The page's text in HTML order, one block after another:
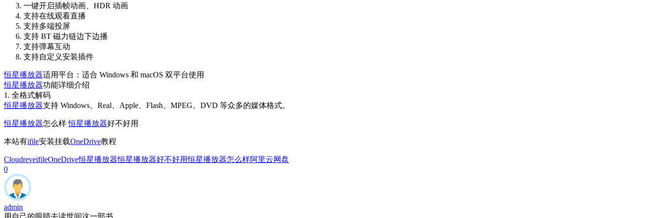
一键开启插帧动画、HDR 动画
支持在线观看直播
支持多端投屏
支持 BT 磁力链边下边播
支持弹幕互动
支持自定义安装插件
恒星播放器适用平台：适合 Windows 和 macOS 双平台使用
恒星播放器功能详细介绍
1. 全格式解码
恒星播放器支持 Windows、Real、Apple、Flash、MPEG、DVD 等众多的媒体格式。
恒星播放器怎么样恒星播放器好不好用
本站有ifile安装挂载OneDrive教程
CloudreveifileOneDrive恒星播放器恒星播放器好不好用恒星播放器怎么样阿里云网盘
0
admin
用自己的眼睛去读世间这一部书。